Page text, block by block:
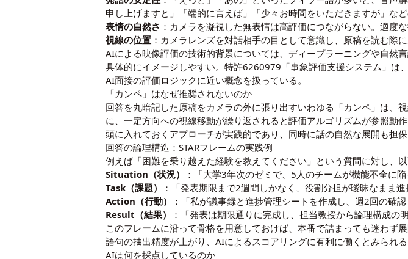
申し上げますと」「端的に言えば」「少々お時間をいただきますが」な
表情の自然さ ：カメラを凝視した無表情は高評価につながらない。適度
視線の位置 ：カメラレンズを対話相手の目として意識し、原稿を読む際
AIによる映像評価の技術的背景については、 ディープラーニングや自然
具体的にイメージしやすい。特許6260979「事象評価支援システム」 は
AI面接の評価ロジックに近い概念を扱っている。
「カンペ」はなぜ推奨されないのか
回答を丸暗記した原稿をカメラの外に張り出すいわゆる「カンペ」は、
に、一定方向への視線移動が繰り返されると評価アルゴリズムが参照動
頭に入れておくアプローチが実践的であり、同時に話の自然な展開も担保
回答の論理構造：STARフレームの実践例
例えば「困難を乗り越えた経験を教えてください」という質問に対し、
Situation（状況）
：「大学3年次のゼミで、5人のチームが機能不全に陥
Task（課題）
：「発表期限まで2週間しかなく、役割分担が曖昧なまま進
Action（行動）
：「私が議事録と進捗管理シートを作成し、週2回の確
Result（結果）
：「発表は期限通りに完成し、担当教授から論理構成の
このフレームに沿って骨格を用意しておけば、本番で詰まっても迷わず展
語句の抽出精度が上がり、AIによるスコアリングに有利に働くとみられる
AIは何を採点しているのか